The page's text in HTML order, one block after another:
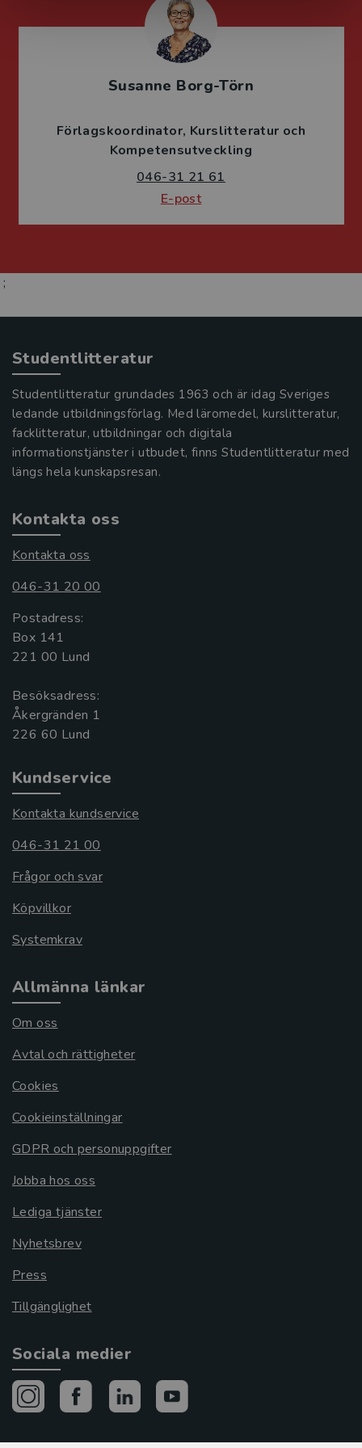
Susanne Borg-Törn
Förlagskoordinator Kurslitteratur och
Kompetensutveckling
046-31 21 61
E-post
;
Studentlitteratur
Studentlitteratur grundades 1963 och är idag Sveriges
ledande utbildningsförlag. Med läromedel, kurslitteratur,
facklitteratur, utbildningar och digitala
informationstjänster i utbudet, finns Studentlitteratur med
längs hela kunskapsresan.
Kontakta oss
Kontakta oss
046-31 20 00
Postadress:
Box 141
221 00 Lund
Besöksadress:
Åkergränden 1
Kundservice
Kontakta kundservice
046-31 21 00
Frågor och svar
Köpvillkor
Systemkrav
Allmänna länkar
Om oss
Avtal och rättigheter
Cookies
Cookieinställningar
GDPR och personuppgifter
Jobba hos oss
Lediga tjänster
Nyhetsbrev
Press
Tillgänglighet
Sociala medier